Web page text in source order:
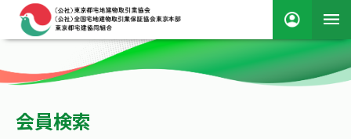
会員検索